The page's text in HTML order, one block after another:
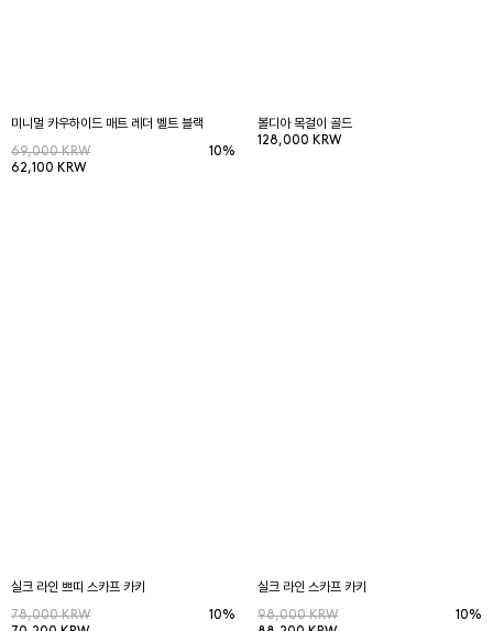
미니멀 카우하이드 매트 레더 벨트 블랙
69,000 KRW
62,100 KRW
10%
볼디아 목걸이 골드
128,000 KRW
실크 라인 쁘띠 스카프 카키
78,000 KRW
10%
실크 라인 스카프 카키
98,000 KRW
10%